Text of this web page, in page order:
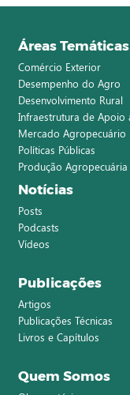
Áreas Temáticas
Comércio Exterior
Desempenho do Agro
Desenvolvimento Rural
Infraestrutura de Apoio
Mercado Agropecuário
Políticas Públicas
Produção Agropecuária
Notícias
Posts
Podcasts
Vídeos
Publicações
Artigos
Publicações Técnicas
Livros e Capítulos
Quem Somos